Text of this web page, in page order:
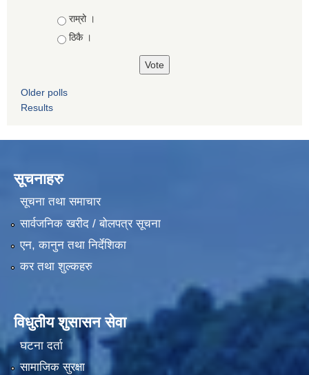
Choices
राम्रो ।
ठिकै ।
Older polls
Results
सूचनाहरु
सूचना तथा समाचार
सार्वजनिक खरीद / बोलपत्र सूचना
एन, कानुन तथा निर्देशिका
कर तथा शुल्कहरु
विधुतीय शुसासन सेवा
घटना दर्ता
सामाजिक सुरक्षा